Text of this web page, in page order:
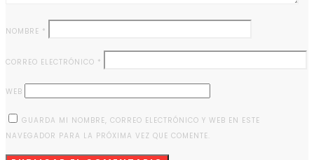
NOMBRE *
CORREO ELECTRÓNICO *
WEB
GUARDA MI NOMBRE, CORREO ELECTRÓNICO Y WEB EN ESTE
NAVEGADOR PARA LA PRÓXIMA VEZ QUE COMENTE.